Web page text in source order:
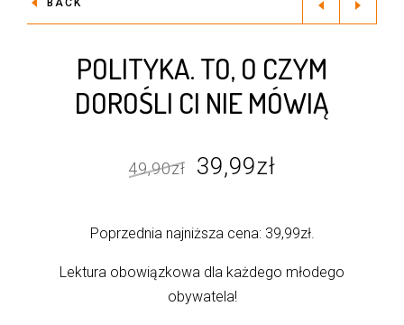
BACK
POLITYKA. TO, O CZYM
DOROŚLI CI NIE MÓWIĄ
49,90zł
Pierwotna
wynosiła:
49,90zł.
39,99zł
wynosi:
39,99zł.
Poprzednia najniższa cena: 39,99zł.
Lektura obowiązkowa dla każdego młodego
obywatela!